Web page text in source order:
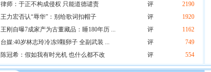
律师：于正不构成侵权 只能道德谴责
评
2190
王力宏否认“辱华”：别给歌词扣帽子
评
1920
王刚自曝7成家产为古董藏品：睡180年历 ...
评
1162
台媒:40岁林志玲冷冻9颗卵子 全副武装 ...
评
749
陈冠希：假如我有时光机 也什么都不改
评 554